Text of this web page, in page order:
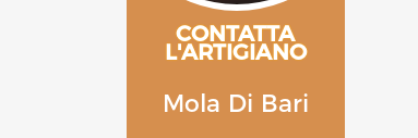
CONTATTA
L'ARTIGIANO
Mola Di Bari